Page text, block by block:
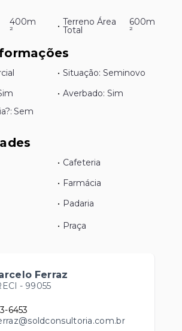
400m
² • Terreno Área
Total
600m
²
• Situação: Seminovo
• Averbado: Sim
Sem
• Cafeteria
• Farmácia
• Padaria
• Praça
Ferraz
- 99055
6453